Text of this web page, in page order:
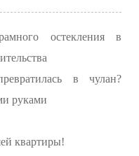
остекления в
в чулан?
руками
квартиры!